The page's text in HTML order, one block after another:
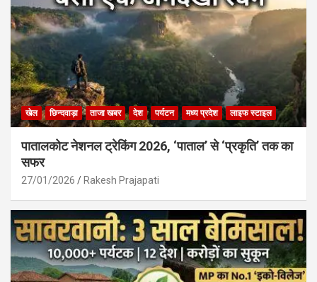
खेल छिन्दवाड़ा ताजा खबर देश पर्यटन मध्य प्रदेश लाइफ स्टाइल
पातालकोट नेशनल ट्रेकिंग 2026, ‘पाताल’ से ‘प्रकृति’ तक का
सफर
27/01/2026 Rakesh Prajapati